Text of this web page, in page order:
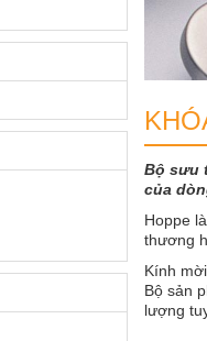
Bộ sưu
của
Hoppe
thương
Kính
Bộ sản
lượng